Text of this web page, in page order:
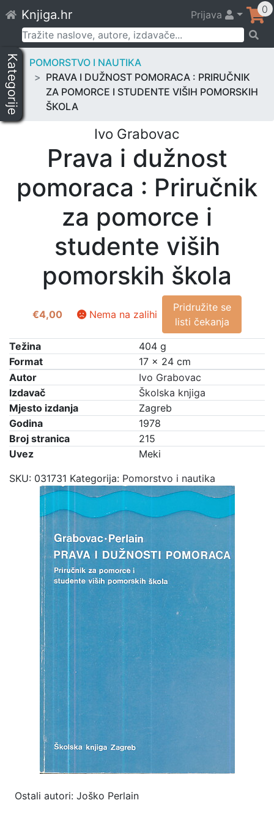
to
content
Knjiga.hr Prijava 0
Pretraži:
Kategorije
POMORSTVO I NAUTIKA
PRAVA I DUŽNOST POMORACA : PRIRUČNIK
ZA POMORCE I STUDENTE VIŠIH POMORSKIH
ŠKOLA
Ivo Grabovac
Prava i dužnost
pomoraca : Priručnik
za pomorce i
studente viših
pomorskih škola
€4,00 Nema na zalihi
Pridružite se
listi čekanja
Težina
404 g
Format
17 × 24 cm
Autor
Ivo Grabovac
Izdavač
Školska knjiga
Mjesto izdanja
Zagreb
Godina
1978
Broj stranica
215
Uvez
Meki
SKU: 031731 Kategorija: Pomorstvo i nautika
Ostali autori: Joško Perlain